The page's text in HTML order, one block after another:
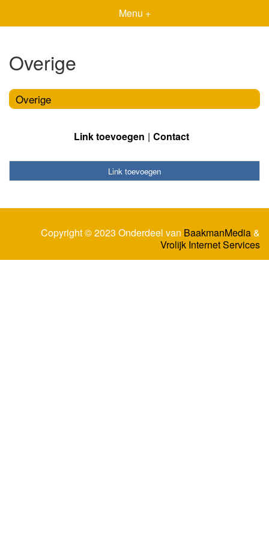
Menu +
Overige
Overige
Link toevoegen Contact
Link toevoegen
Copyright © 2023 Onderdeel van BaakmanMedia&
Vrolijk Internet Services